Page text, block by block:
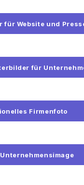
für Website und
für
Firmenfoto